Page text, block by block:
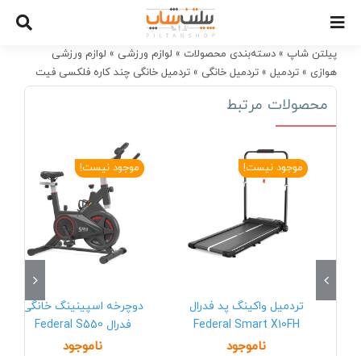
contentپیلتن شاپ » دسته‌بندی محصولات » لوازم ورزشی » لوازم ورزشی
هوازی » تردمیل » تردمیل خانگی » تردمیل خانگی چند کاره فلکسی فیت
مدل Flexi Fit C5M
محصولات مرتبط
موجود نیست!
تردمیل واکینگ پد فدرال
Federal Smart X10FH
ناموجود
موجود نیست!
دوچرخه اسپینینگ خانگی
فدرال Federal S550
ناموجود